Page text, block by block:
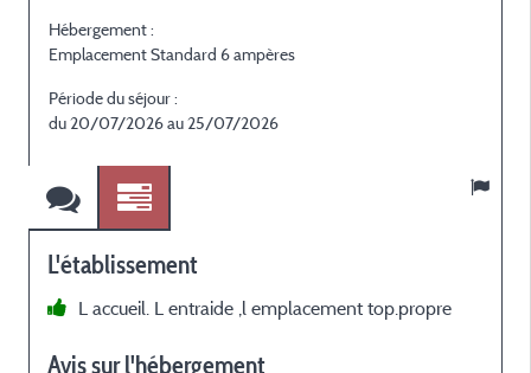
Hébergement :
Emplacement Standard 6 ampères
Période du séjour :
du 20/07/2026 au 25/07/2026
L'établissement
L accueil. L entraide ,l emplacement top.propre
Avis sur l'hébergement